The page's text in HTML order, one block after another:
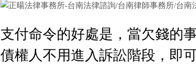
支付命令的好處是，當欠錢的
債權人不用進入訴訟階段，即